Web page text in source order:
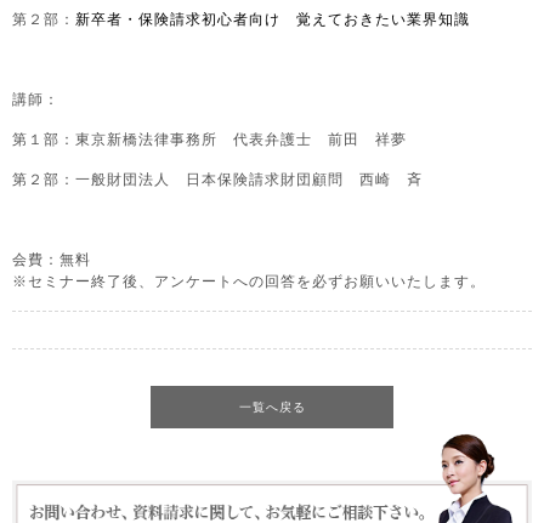
第２部： 新卒者・保険請求初心者向け 覚えておきたい業界知識
講師：
第１部：東京新橋法律事務所 代表弁護士 前田 祥夢
第２部：一般財団法人 日本保険請求財団顧問 西崎 斉
会費：無料
※セミナー終了後、アンケートへの回答を必ずお願いいたします。
一覧へ戻る